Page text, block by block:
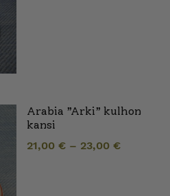
Arabia ”Arki” kulhon
kansi
21,00 € – 23,00 €